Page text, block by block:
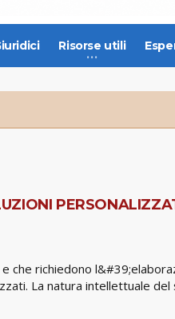
Risorse utili
richiedono
La natura intellettuale